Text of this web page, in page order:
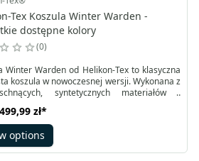
Tex Koszula Winter Warden -
dostępne kolory
0
Winter Warden od Helikon-Tex to klasyczna
koszula w nowoczesnej wersji. Wykonana z
syntetycznych materiałów i
sprawdzi się w sytuacjach, gdzie
kurtka jest zbyt ciepła, a sama wiatrówka lub
nie zapewniają wystarczającej ochrony.
499,99 zł*
options